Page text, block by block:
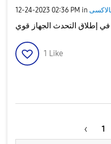
‎12-24-2023 02:36 PM in
في إطلاق التحدث الجهاز قوي
1 Like
1